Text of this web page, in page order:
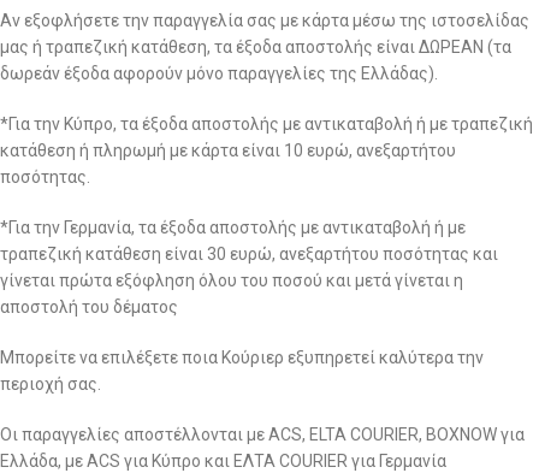
Αν εξοφλήσετε την παραγγελία σας με κάρτα μέσω της ιστοσελίδας
μας ή τραπεζική κατάθεση, τα έξοδα αποστολής είναι ΔΩΡΕΑΝ (τα
δωρεάν έξοδα αφορούν μόνο παραγγελίες της Ελλάδας).
*Για την Κύπρο, τα έξοδα αποστολής με αντικαταβολή ή με τραπεζική
κατάθεση ή πληρωμή με κάρτα είναι 10 ευρώ, ανεξαρτήτου
ποσότητας.
*Για την Γερμανία, τα έξοδα αποστολής με αντικαταβολή ή με
τραπεζική κατάθεση είναι 30 ευρώ, ανεξαρτήτου ποσότητας και
γίνεται πρώτα εξόφληση όλου του ποσού και μετά γίνεται η
αποστολή του δέματος
Μπορείτε να επιλέξετε ποια Κούριερ εξυπηρετεί καλύτερα την
περιοχή σας.
Οι παραγγελίες αποστέλλονται με ACS, ELTA COURIER, BOXNOW για
Ελλάδα, με ACS για Κύπρο και ΕΛΤΑ COURIER για Γερμανία